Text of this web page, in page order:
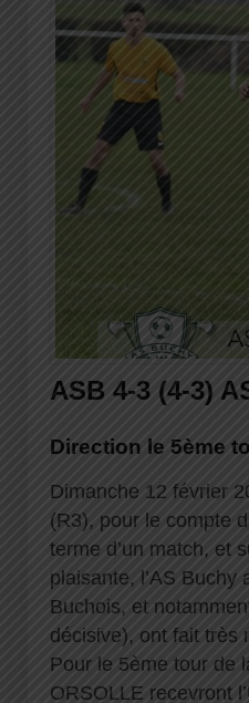
ASB 4-3 (4-3)
Direction le 5ème
Dimanche 12 février
(R3), pour le compte
terme d’un match, et
plaisante, l’AS
Buchois, et
décisive), ont fait très
Pour le 5ème tour de
ORSOLLE recevront